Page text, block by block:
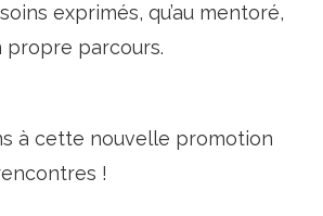
exprimés, qu’au mentoré,
propre parcours.
à cette nouvelle promotion
!